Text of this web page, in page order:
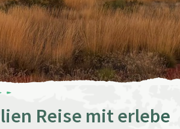
Reise mit erlebe